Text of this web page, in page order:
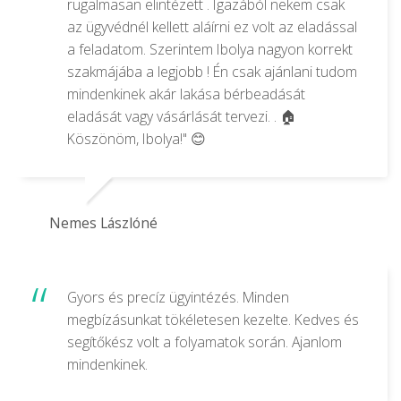
rugalmasan elintézett . Igazából nekem csak
az ügyvédnél kellett aláírni ez volt az eladással
a feladatom. Szerintem Ibolya nagyon korrekt
szakmájába a legjobb ! Én csak ajánlani tudom
mindenkinek akár lakása bérbeadását
eladását vagy vásárlását tervezi. . 🏠
Köszönöm, Ibolya!" 😊
Nemes Lászlóné
Gyors és precíz ügyintézés. Minden
megbízásunkat tökéletesen kezelte. Kedves és
segítőkész volt a folyamatok során. Ajanlom
mindenkinek.